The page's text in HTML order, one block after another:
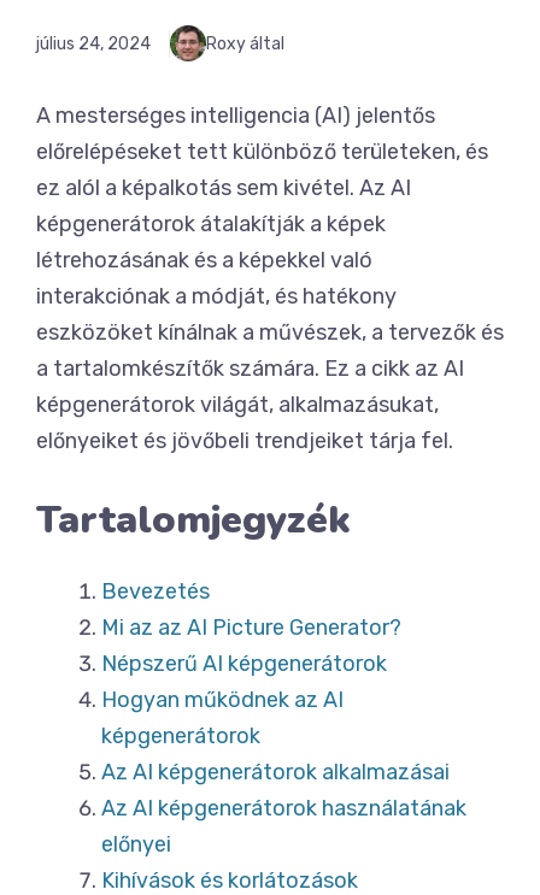
július 24, 2024 Roxy által
A mesterséges intelligencia (AI) jelentős
előrelépéseket tett különböző területeken, és
ez alól a képalkotás sem kivétel. Az AI
képgenerátorok átalakítják a képek
létrehozásának és a képekkel való
interakciónak a módját, és hatékony
eszközöket kínálnak a művészek, a tervezők és
a tartalomkészítők számára. Ez a cikk az AI
képgenerátorok világát, alkalmazásukat,
előnyeiket és jövőbeli trendjeiket tárja fel.
Tartalomjegyzék
Bevezetés
Mi az az AI Picture Generator?
Népszerű AI képgenerátorok
Hogyan működnek az AI
képgenerátorok
Az AI képgenerátorok alkalmazásai
Az AI képgenerátorok használatának
előnyei
Kihívások és korlátozások